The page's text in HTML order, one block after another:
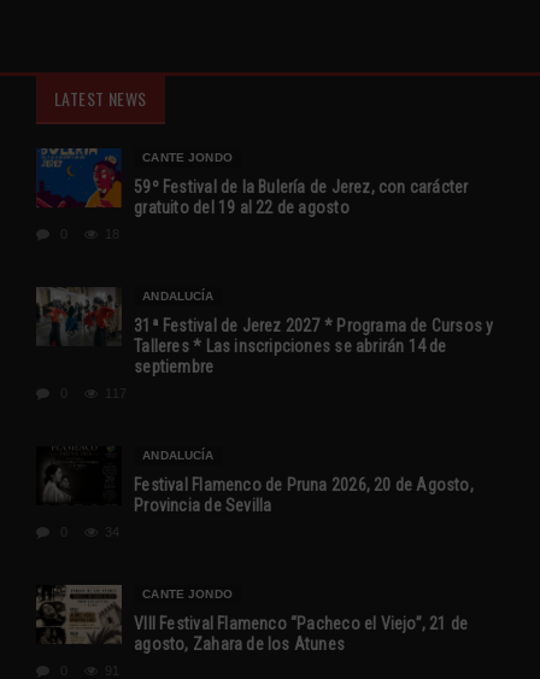
LATEST NEWS
CANTE JONDO
59º Festival de la Bulería de Jerez, con carácter
gratuito del 19 al 22 de agosto
18
ANDALUCÍA
31ª Festival de Jerez 2027 * Programa de Cursos y
Talleres * Las inscripciones se abrirán 14 de
septiembre
117
ANDALUCÍA
Festival Flamenco de Pruna 2026, 20 de Agosto,
Provincia de Sevilla
34
CANTE JONDO
VIII Festival Flamenco “Pacheco el Viejo”, 21 de
agosto, Zahara de los Atunes
91